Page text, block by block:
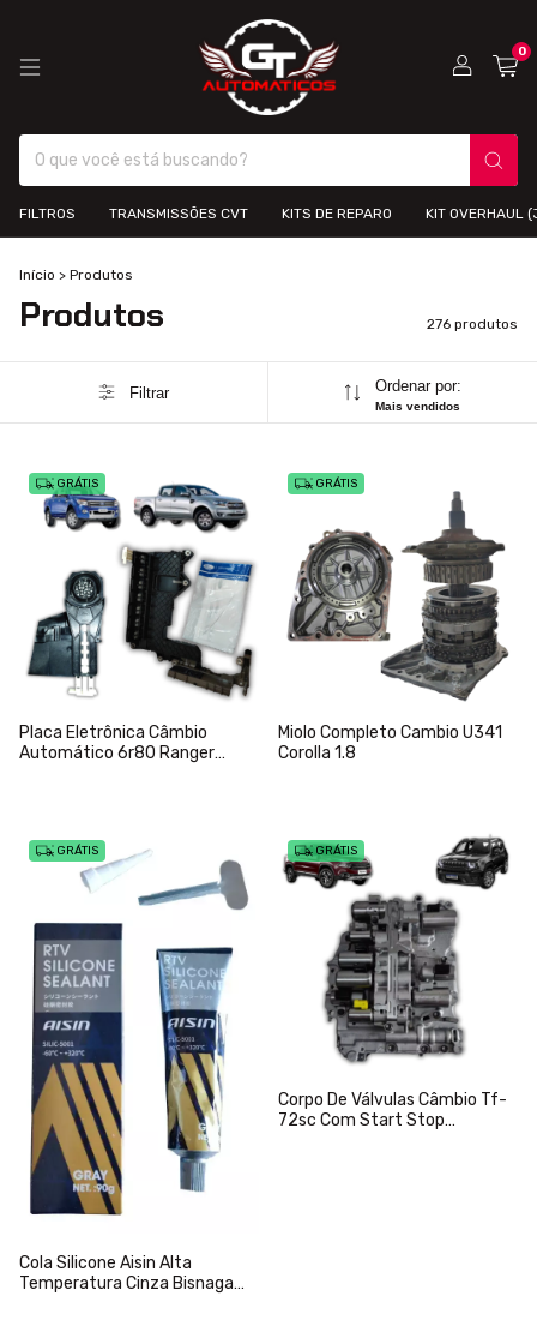
0
FILTROS TRANSMISSÕES CVT KITS DE REPARO KIT OVERHAUL
Início > Produtos
Produtos 276 produtos
Filtrar Ordenar por:
Mais vendidos
GRÁTIS
Placa Eletrônica Câmbio
Automático 6r80 Ranger
GRÁTIS
Miolo Completo Cambio U341
Corolla 1.8
GRÁTIS
Cola Silicone Aisin Alta
Temperatura Cinza Bisnaga
GRÁTIS
Corpo De Válvulas Câmbio Tf-
72sc Com Start Stop